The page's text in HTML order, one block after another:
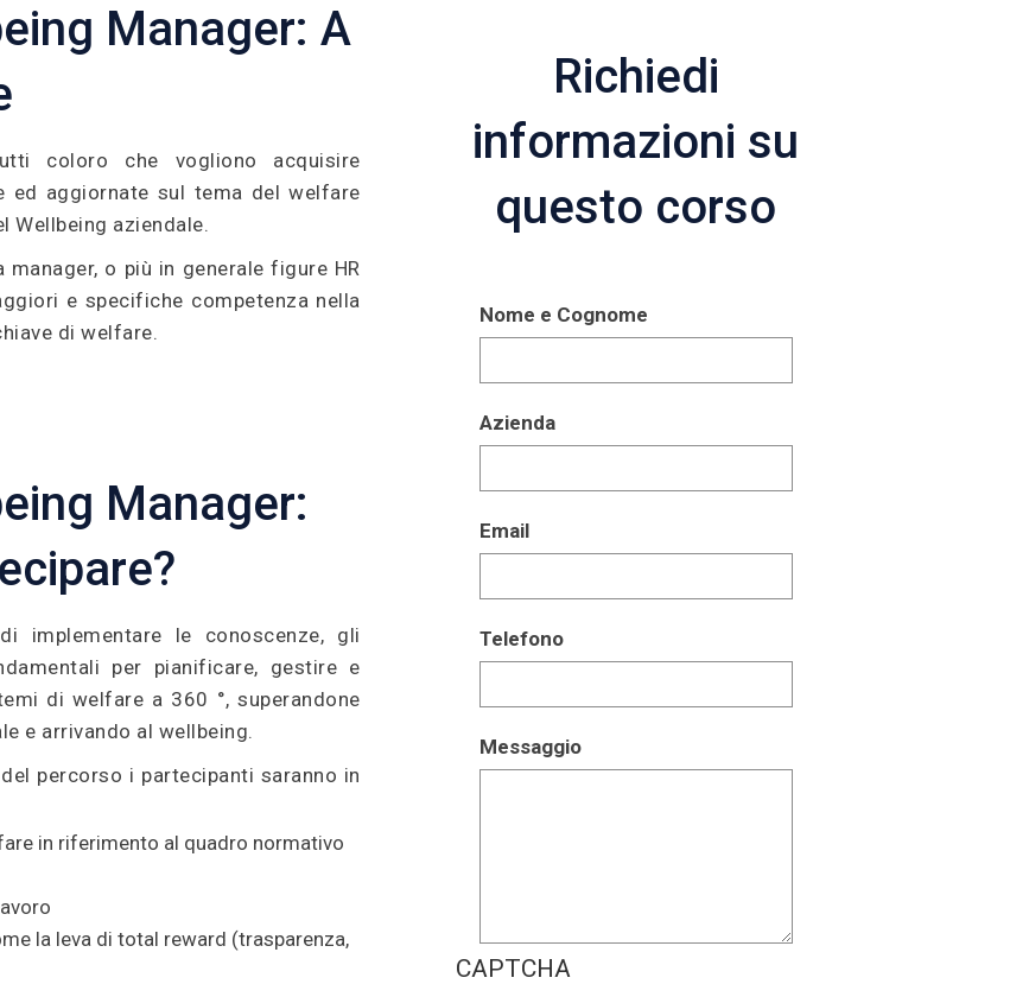
Manager: A
coloro che vogliono acquisire
ed aggiornate sul tema del welfare
Wellbeing aziendale.
o più in generale figure HR
e specifiche competenza nella
di welfare.
Manager:
le conoscenze, gli
per pianificare, gestire e
di welfare a 360 °, superandone
e arrivando al wellbeing.
percorso i partecipanti saranno in
in riferimento al quadro normativo
la leva di total reward (trasparenza,
Richiedi
informazioni su
questo corso
Nome e Cognome
Azienda
Email
Telefono
Messaggio
CAPTCHA